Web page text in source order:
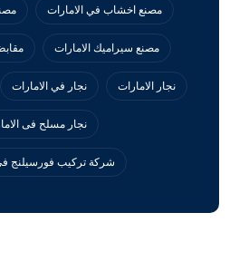
مصنع اخشاب في الامارات
مصنع سيراميك الامارات
نجار الامارات نجار في الامارات
نجار مسلح فى
‏شركة تركيب فورسيلنج